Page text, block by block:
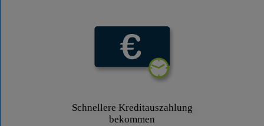
Schnellere Kreditauszahlung
bekommen